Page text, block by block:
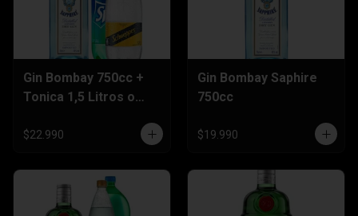
Gin Bombay 750cc +
Tonica 1,5 Litros o
$22.990
Gin Bombay Saphire
750cc
$19.990